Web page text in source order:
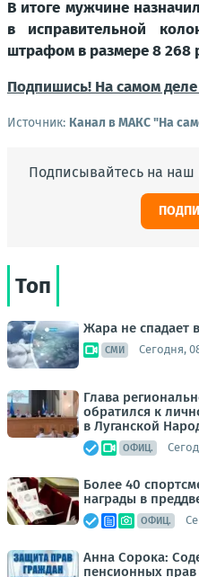
В итоге мужчине
в исправительной
штрафом в размере 8 268
Подпишись! На самом деле
Источник: Канал в МАКС "На
Подписывайтесь на наш
Топ
Жара не спадает
СМИ Сегодня,
Глава
обратился к
в Луганской
ОФИЦ.
Более 40
награды в
ОФИЦ.
Анна Сорока:
пенсионных